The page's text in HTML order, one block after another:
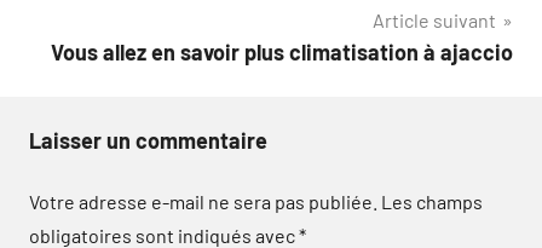
Article suivant
Vous allez en savoir plus climatisation à ajaccio
Laisser un commentaire
Votre adresse e-mail ne sera pas publiée. Les champs
obligatoires sont indiqués avec*